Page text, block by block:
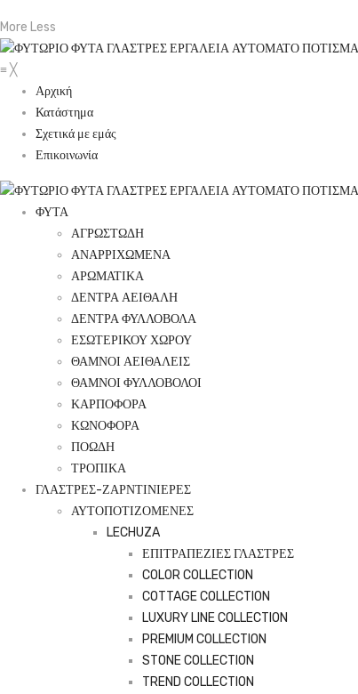
More Less
≡ ╳
Αρχική
Κατάστημα
Σχετικά με εμάς
Επικοινωνία
ΦΥΤΑ
ΑΓΡΩΣΤΩΔΗ
ΑΝΑΡΡΙΧΩΜΕΝΑ
ΑΡΩΜΑΤΙΚΑ
ΔΕΝΤΡΑ ΑΕΙΘΑΛΗ
ΔΕΝΤΡΑ ΦΥΛΛΟΒΟΛΑ
ΕΣΩΤΕΡΙΚΟΥ ΧΩΡΟΥ
ΘΑΜΝΟΙ ΑΕΙΘΑΛΕΙΣ
ΘΑΜΝΟΙ ΦΥΛΛΟΒΟΛΟΙ
ΚΑΡΠΟΦΟΡΑ
ΚΩΝΟΦΟΡΑ
ΠΟΩΔΗ
ΤΡΟΠΙΚΑ
ΓΛΑΣΤΡΕΣ-ΖΑΡΝΤΙΝΙΕΡΕΣ
ΑΥΤΟΠΟΤΙΖΟΜΕΝΕΣ
LECHUZA
ΕΠΙΤΡΑΠΕΖΙΕΣ ΓΛΑΣΤΡΕΣ
COLOR COLLECTION
COTTAGE COLLECTION
LUXURY LINE COLLECTION
PREMIUM COLLECTION
STONE COLLECTION
TREND COLLECTION